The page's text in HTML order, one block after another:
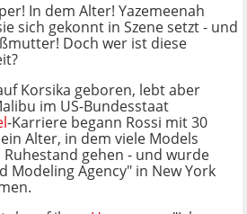
In dem Alter! Yazemeenah
sich gekonnt in Szene setzt - und
Doch wer ist diese
Korsika geboren, lebt aber
im US-Bundesstaat
-Karriere begann Rossi mit 30
Alter, in dem viele Models
gehen - und wurde
Modeling Agency" in New York